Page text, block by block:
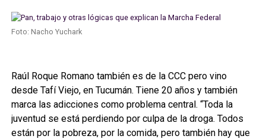
Foto: Nacho Yuchark
Raúl Roque Romano también es de la CCC pero vino
desde Tafí Viejo, en Tucumán. Tiene 20 años y también
marca las adicciones como problema central. “Toda la
juventud se está perdiendo por culpa de la droga. Todos
están por la pobreza, por la comida, pero también hay que